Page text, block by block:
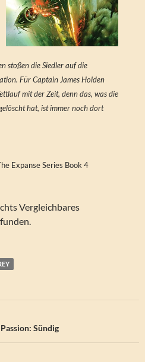
stoßen die Siedler auf die
Für Captain James Holden
mit der Zeit, denn das, was die
hat, ist immer noch dort
Expanse Series Book 4
Vergleichbares
Sündig